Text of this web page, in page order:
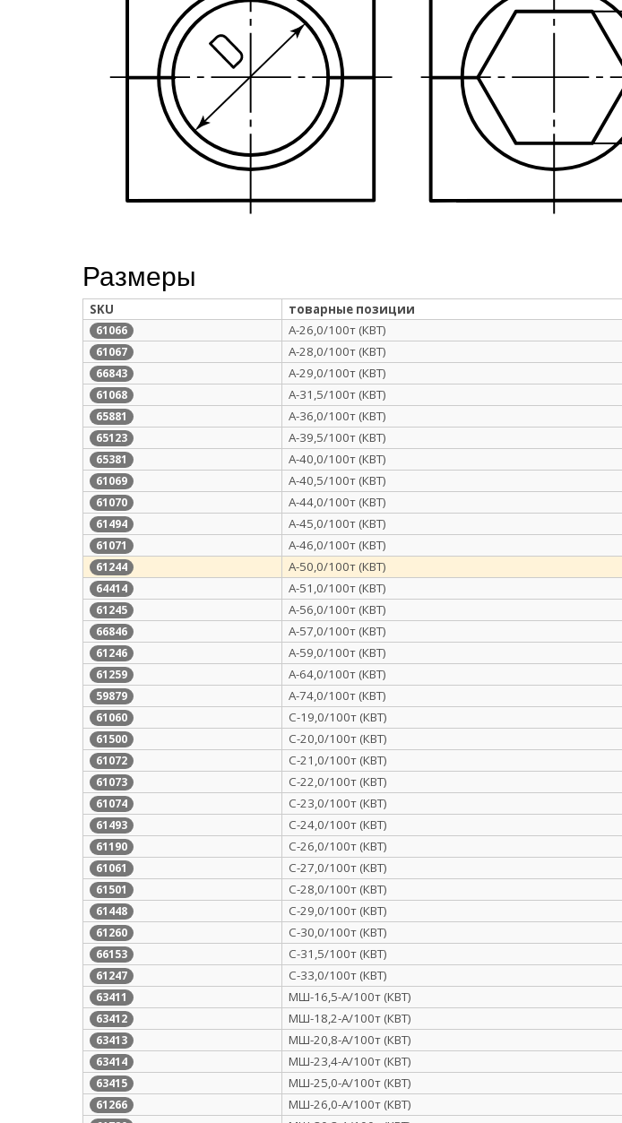
Размеры
SKU товарные позиции
61066 А-26,0/100т (КВТ)
61067 А-28,0/100т (КВТ)
66843 А-29,0/100т (КВТ)
61068 А-31,5/100т (КВТ)
65881 А-36,0/100т (КВТ)
65123 А-39,5/100т (КВТ)
65381 А-40,0/100т (КВТ)
61069 А-40,5/100т (КВТ)
61070 А-44,0/100т (КВТ)
61494 А-45,0/100т (КВТ)
61071 А-46,0/100т (КВТ)
61244 А-50,0/100т (КВТ)
64414 А-51,0/100т (КВТ)
61245 А-56,0/100т (КВТ)
66846 А-57,0/100т (КВТ)
61246 А-59,0/100т (КВТ)
61259 А-64,0/100т (КВТ)
59879 А-74,0/100т (КВТ)
61060 С-19,0/100т (КВТ)
61500 С-20,0/100т (КВТ)
61072 С-21,0/100т (КВТ)
61073 С-22,0/100т (КВТ)
61074 С-23,0/100т (КВТ)
61493 С-24,0/100т (КВТ)
61190 С-26,0/100т (КВТ)
61061 С-27,0/100т (КВТ)
61501 С-28,0/100т (КВТ)
61448 С-29,0/100т (КВТ)
61260 С-30,0/100т (КВТ)
66153 С-31,5/100т (КВТ)
61247 С-33,0/100т (КВТ)
63411 МШ-16,5-А/100т (КВТ)
63412 МШ-18,2-А/100т (КВТ)
63413 МШ-20,8-А/100т (КВТ)
63414 МШ-23,4-А/100т (КВТ)
63415 МШ-25,0-А/100т (КВТ)
61266 МШ-26,0-А/100т (КВТ)